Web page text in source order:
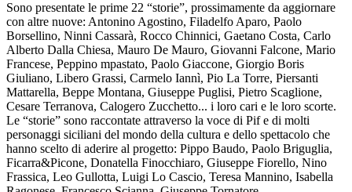
Sono presentate le prime 22 “storie”, prossimamente da aggiornare
con altre nuove: Antonino Agostino, Filadelfo Aparo, Paolo
Borsellino, Ninni Cassarà, Rocco Chinnici, Gaetano Costa, Carlo
Alberto Dalla Chiesa, Mauro De Mauro, Giovanni Falcone, Mario
Francese, Peppino mpastato, Paolo Giaccone, Giorgio Boris
Giuliano, Libero Grassi, Carmelo Iannì, Pio La Torre, Piersanti
Mattarella, Beppe Montana, Giuseppe Puglisi, Pietro Scaglione,
Cesare Terranova, Calogero Zucchetto... i loro cari e le loro scorte.
Le “storie” sono raccontate attraverso la voce di Pif e di molti
personaggi siciliani del mondo della cultura e dello spettacolo che
hanno scelto di aderire al progetto: Pippo Baudo, Paolo Briguglia,
Ficarra&Picone, Donatella Finocchiaro, Giuseppe Fiorello, Nino
Frassica, Leo Gullotta, Luigi Lo Cascio, Teresa Mannino, Isabella